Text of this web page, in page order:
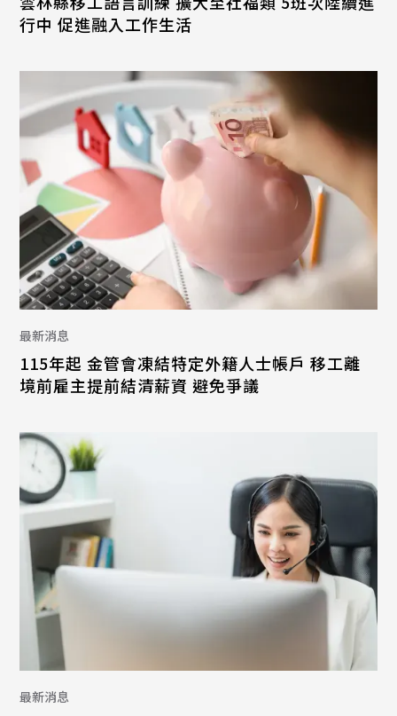
行中 促進融入工作生活
最新消息
115年起 金管會凍結特定外籍人士帳戶 移工離
境前雇主提前結清薪資 避免爭議
最新消息